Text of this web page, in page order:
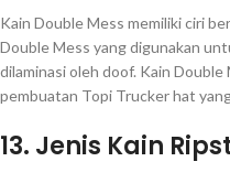
Kain Double Mess memiliki ciri
Double Mess yang digunakan
dilaminasi oleh doof. Kain
pembuatan Topi Trucker hat
13. Jenis Kain